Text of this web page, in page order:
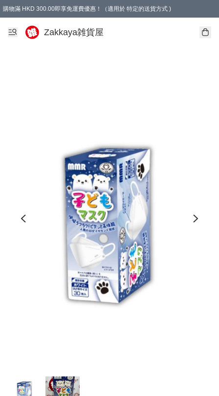
購物滿 HKD 300.00即享免運費優惠！（適用於 特定的送貨方式 )
Zakkaya雑貨屋